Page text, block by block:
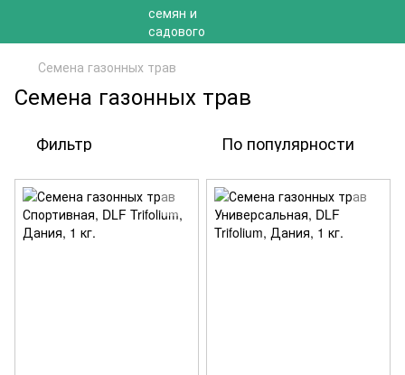
Семена газонных трав
Семена газонных трав
Фильтр По популярности